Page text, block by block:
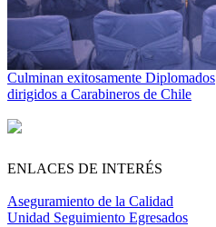
Culminan exitosamente Diplomados
dirigidos a Carabineros de Chile
ENLACES DE INTERÉS
Aseguramiento de la Calidad
Unidad Seguimiento Egresados